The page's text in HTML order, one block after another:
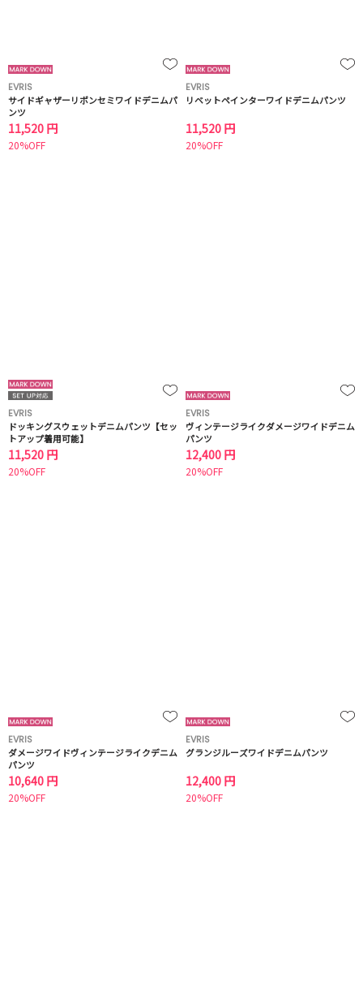
EVRIS
サイドギャザーリボンセミワイドデニムパ
ンツ
11,520 円
20%OFF
EVRIS
リベットペインターワイドデニムパンツ
11,520 円
20%OFF
EVRIS
ドッキングスウェットデニムパンツ【セッ
トアップ着用可能】
11,520 円
20%OFF
EVRIS
ヴィンテージライクダメージワイドデニム
パンツ
12,400 円
20%OFF
EVRIS
ダメージワイドヴィンテージライクデニム
パンツ
10,640 円
20%OFF
EVRIS
グランジルーズワイドデニムパンツ
12,400 円
20%OFF